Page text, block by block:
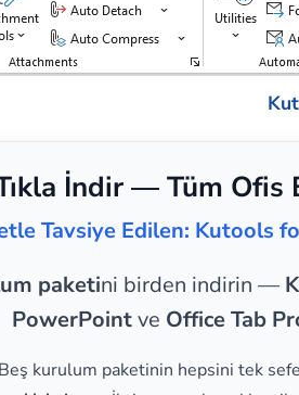
İndir — Tüm
Tavsiye Edilen: Kutools
paketini birden indirin —
PowerPointve Office Tab
kurulum paketinin hepsini tek